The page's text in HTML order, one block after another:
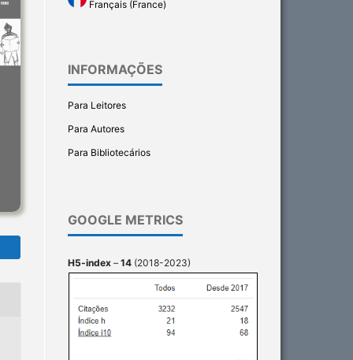
Français (France)
INFORMAÇÕES
Para Leitores
Para Autores
Para Bibliotecários
GOOGLE METRICS
H5-index – 14 (2018-2023)